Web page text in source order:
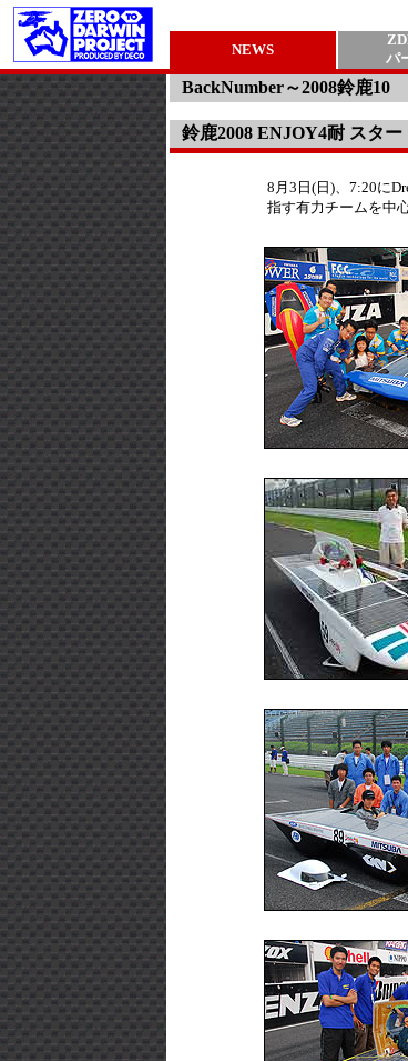
NEWS
パ
BackNumber～2008鈴鹿10
鈴鹿2008 ENJOY4耐 スター
8月3日(日)、7:20に
指す有力チームを中